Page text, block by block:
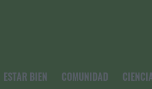
ESTAR BIEN COMUNIDAD